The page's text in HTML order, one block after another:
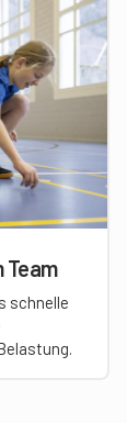
Team
schnelle